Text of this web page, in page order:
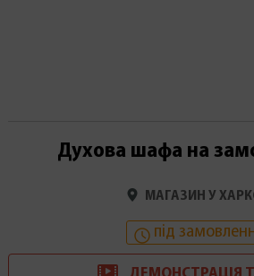
Духова шафа на
МАГАЗИН У
під